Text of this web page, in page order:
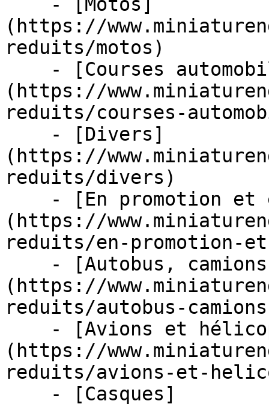
(https://
reduits/motos)
(https://
reduits/courses-
(https://
reduits/divers)
(https://
reduits/en-promotion-
(https://
reduits/autobus-
(https://
reduits/avions-et-